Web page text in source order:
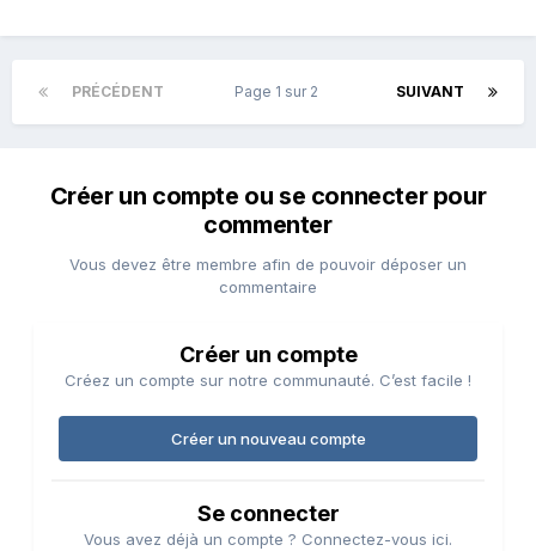
PRÉCÉDENT SUIVANT
Page 1 sur 2
Créer un compte ou se connecter pour
commenter
Vous devez être membre afin de pouvoir déposer un
commentaire
Créer un compte
Créez un compte sur notre communauté. C’est facile !
Créer un nouveau compte
Se connecter
Vous avez déjà un compte ? Connectez-vous ici.